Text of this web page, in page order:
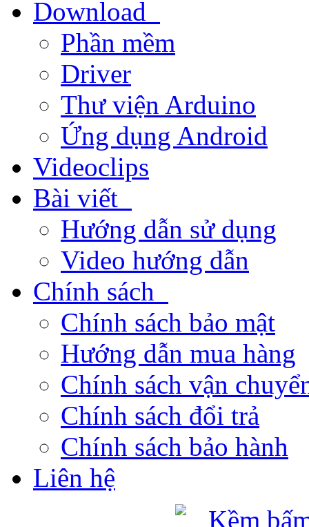
Download
Phần mềm
Driver
Thư viện Arduino
Ứng dụng Android
Videoclips
Bài viết
Hướng dẫn sử dụng
Video hướng dẫn
Chính sách
Chính sách bảo mật
Hướng dẫn mua hàng
Chính sách vận
Chính sách đổi trả
Chính sách bảo hành
Liên hệ